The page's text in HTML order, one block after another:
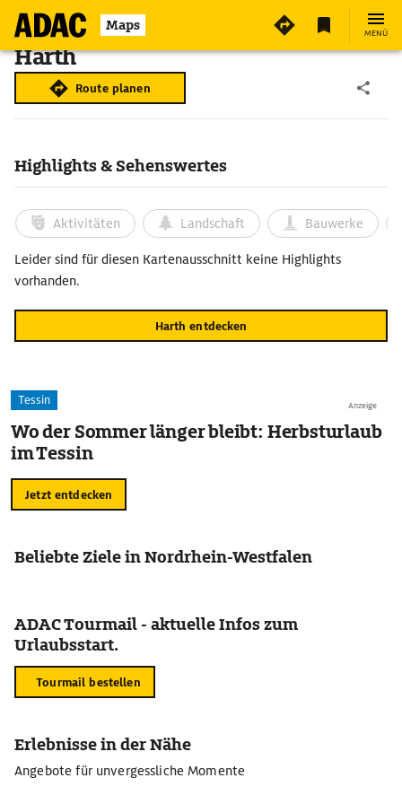
Maps MENÜ
Harth
Route planen
Highlights & Sehenswertes
Aktivitäten Landschaft Bauwerke
Leider sind für diesen Kartenausschnitt keine Highlights
vorhanden.
Harth entdecken
Anzeige
Tessin
Wo der Sommer länger bleibt: Herbsturlaub
im Tessin
Jetzt entdecken
Beliebte Ziele in Nordrhein-Westfalen
ADAC Tourmail - aktuelle Infos zum
Urlaubsstart.
Tourmail bestellen
Erlebnisse in der Nähe
Angebote für unvergessliche Momente